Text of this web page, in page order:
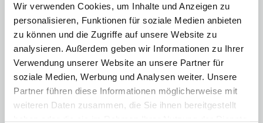
Wir verwenden Cookies, um Inhalte und Anzeigen zu
personalisieren, Funktionen für soziale Medien anbieten
zu können und die Zugriffe auf unsere Website zu
analysieren. Außerdem geben wir Informationen zu Ihrer
Verwendung unserer Website an unsere Partner für
soziale Medien, Werbung und Analysen weiter. Unsere
Partner führen diese Informationen möglicherweise mit
weiteren Daten zusammen, die Sie ihnen bereitgestellt
haben oder die sie im Rahmen Ihrer Nutzung der Dienste